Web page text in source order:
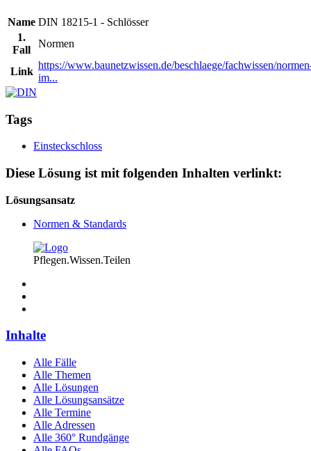
Name DIN 18215-1 - Schlösser
1.
Fall
Normen
Link
https://www.baunetzwissen.de/beschlaege/fachwissen/
im...
Tags
Einsteckschloss
Diese Lösung ist mit folgenden Inhalten verlinkt:
Lösungsansatz
Normen & Standards
Pflegen.Wissen.Teilen
Inhalte
Alle Fälle
Alle Themen
Alle Lösungen
Alle Lösungsansätze
Alle Termine
Alle Adressen
Alle 360° Rundgänge